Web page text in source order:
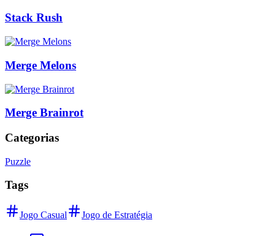
Stack Rush
Merge Melons
Merge Brainrot
Categorias
Puzzle
Tags
Jogo Casual Jogo de Estratégia